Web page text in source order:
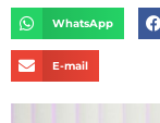
WhatsApp
E-mail